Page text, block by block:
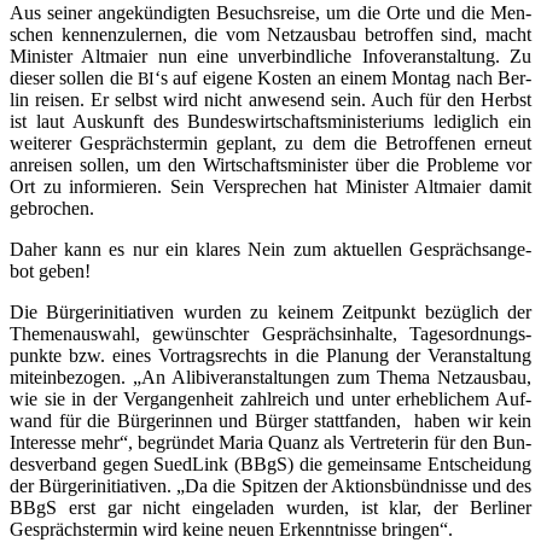
Aus sei­ner ange­kün­dig­ten Besuchs­rei­se, um die Orte und die Men­
schen ken­nen­zu­ler­nen, die vom Netz­aus­bau betrof­fen sind, macht
Minis­ter Alt­mai­er nun eine unver­bind­li­che Info­ver­an­stal­tung. Zu
die­ser sol­len dieBI‘s auf eige­ne Kos­ten an einem Mon­tag nach Ber­
lin rei­sen. Er selbst wird nicht anwe­send sein. Auch für den Herbst
ist laut Aus­kunft des Bun­des­wirt­schafts­mi­nis­te­ri­ums ledig­lich ein
wei­te­rer Gesprächs­ter­min geplant, zu dem die Betrof­fe­nen erneut
anrei­sen sol­len, um den Wirt­schafts­mi­nis­ter über die Pro­ble­me vor
Ort zu infor­mie­ren. Sein Ver­spre­chen hat Minis­ter Alt­mai­er damit
gebrochen.
Daher kann es nur ein kla­res Nein zum aktu­el­len Gesprächs­an­ge­
bot geben!
Die Bür­ger­initia­ti­ven wur­den zu kei­nem Zeit­punkt bezüg­lich der
The­men­aus­wahl, gewünsch­ter Gesprächs­in­hal­te, Tages­ord­nungs­
punk­te bzw. eines Vor­trags­rechts in die Pla­nung der Ver­an­stal­tung
mit­ein­be­zo­gen. „An Ali­bi­ver­an­stal­tun­gen zum The­ma Netz­aus­bau,
wie sie in der Ver­gan­gen­heit zahl­reich und unter erheb­li­chem Auf­
wand für die Bür­ge­rin­nen und Bür­ger statt­fan­den, haben wir kein
Inter­es­se mehr“, begrün­det Maria Quanz als Ver­tre­te­rin für den Bun­
des­ver­band gegen Sued­Link (BBgS) die gemein­sa­me Ent­schei­dung
der Bür­ger­initia­ti­ven. „Da die Spit­zen der Akti­ons­bünd­nis­se und des
BBgS erst gar nicht ein­ge­la­den wur­den, ist klar, der Ber­li­ner
Gesprächs­ter­min wird kei­ne neu­en Erkennt­nis­se bringen“.